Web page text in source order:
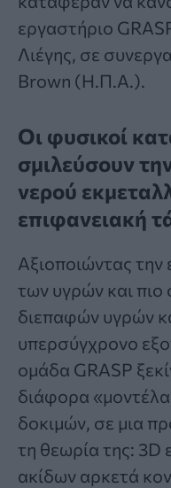
εργαστήριο
Λιέγης, σε
Brown (Η.Π.Α.).
Οι φυσικοί
σμιλεύσουν
νερού
επιφανειακή
Αξιοποιώντας την
των υγρών και πιο
διεπαφών υγρών
υπερσύγχρονο
ομάδα GRASP
διάφορα
δοκιμών, σε μια
τη θεωρία της:
ακίδων αρκετά